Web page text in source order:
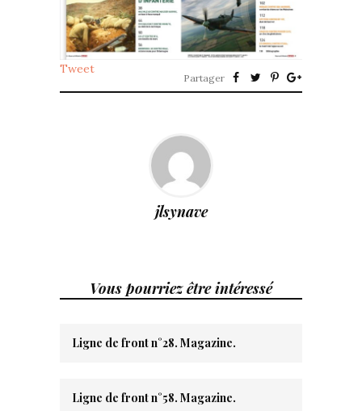
Tweet
Partager
jlsynave
Vous pourriez être intéressé
Ligne de front n°28. Magazine.
Ligne de front n°58. Magazine.